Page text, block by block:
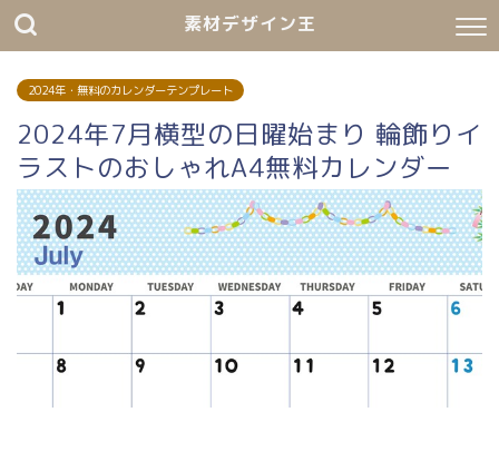
素材デザイン王
2024年・無料のカレンダーテンプレート
2024年7月横型の日曜始まり 輪飾りイ
ラストのおしゃれA4無料カレンダー